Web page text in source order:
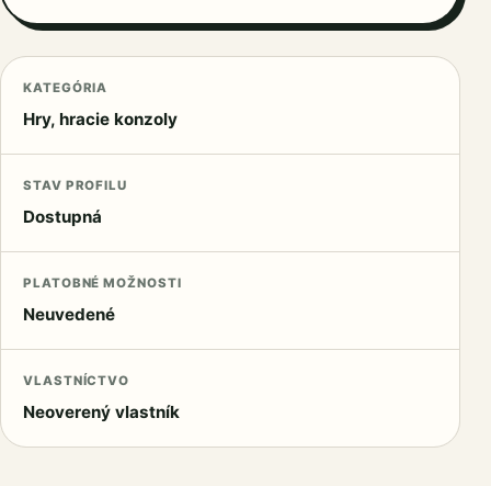
KATEGÓRIA
Hry, hracie konzoly
STAV PROFILU
Dostupná
PLATOBNÉ MOŽNOSTI
Neuvedené
VLASTNÍCTVO
Neoverený vlastník